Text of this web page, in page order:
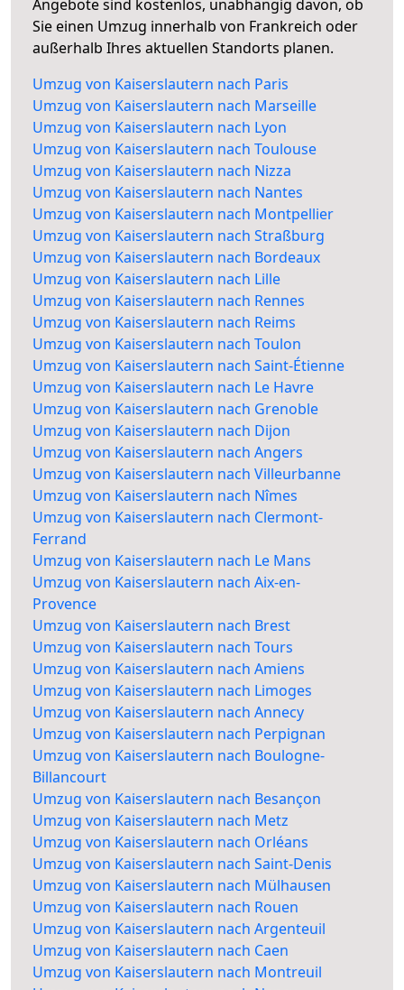
Angebote sind kostenlos, unabhängig davon, ob
Sie einen Umzug innerhalb von Frankreich oder
außerhalb Ihres aktuellen Standorts planen.
Umzug von Kaiserslautern nach Paris
Umzug von Kaiserslautern nach Marseille
Umzug von Kaiserslautern nach Lyon
Umzug von Kaiserslautern nach Toulouse
Umzug von Kaiserslautern nach Nizza
Umzug von Kaiserslautern nach Nantes
Umzug von Kaiserslautern nach Montpellier
Umzug von Kaiserslautern nach Straßburg
Umzug von Kaiserslautern nach Bordeaux
Umzug von Kaiserslautern nach Lille
Umzug von Kaiserslautern nach Rennes
Umzug von Kaiserslautern nach Reims
Umzug von Kaiserslautern nach Toulon
Umzug von Kaiserslautern nach Saint-Étienne
Umzug von Kaiserslautern nach Le Havre
Umzug von Kaiserslautern nach Grenoble
Umzug von Kaiserslautern nach Dijon
Umzug von Kaiserslautern nach Angers
Umzug von Kaiserslautern nach Villeurbanne
Umzug von Kaiserslautern nach Nîmes
Umzug von Kaiserslautern nach Clermont-
Ferrand
Umzug von Kaiserslautern nach Le Mans
Umzug von Kaiserslautern nach Aix-en-
Provence
Umzug von Kaiserslautern nach Brest
Umzug von Kaiserslautern nach Tours
Umzug von Kaiserslautern nach Amiens
Umzug von Kaiserslautern nach Limoges
Umzug von Kaiserslautern nach Annecy
Umzug von Kaiserslautern nach Perpignan
Umzug von Kaiserslautern nach Boulogne-
Billancourt
Umzug von Kaiserslautern nach Besançon
Umzug von Kaiserslautern nach Metz
Umzug von Kaiserslautern nach Orléans
Umzug von Kaiserslautern nach Saint-Denis
Umzug von Kaiserslautern nach Mülhausen
Umzug von Kaiserslautern nach Rouen
Umzug von Kaiserslautern nach Argenteuil
Umzug von Kaiserslautern nach Caen
Umzug von Kaiserslautern nach Montreuil